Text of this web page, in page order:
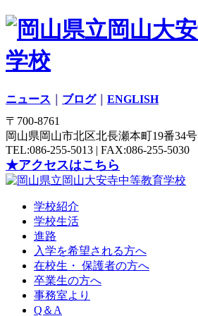
ニュース ブログ｜ ENGLISH
〒700-8761
岡山県岡山市北区北長瀬本町19番34号
TEL:086-255-5013 | FAX:086-255-5030
★アクセスはこちら
学校紹介
学校生活
進路
入学を希望される方へ
在校生・ 保護者の方へ
卒業生の方へ
事務室より
Q＆A